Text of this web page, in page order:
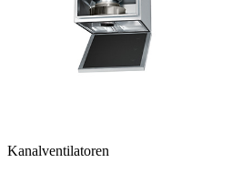
Kanalventilatoren